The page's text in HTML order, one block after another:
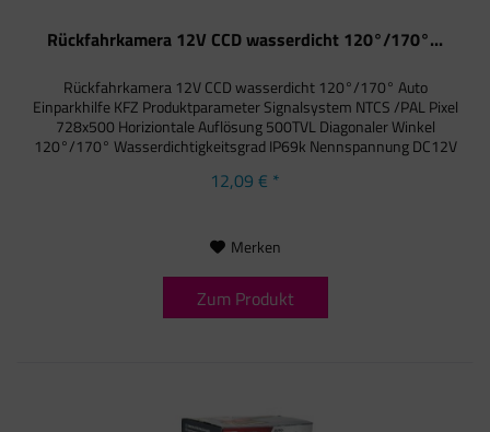
Rückfahrkamera 12V CCD wasserdicht 120°/170°...
Rückfahrkamera 12V CCD wasserdicht 120°/170° Auto
Einparkhilfe KFZ Produktparameter Signalsystem NTCS /PAL Pixel
728x500 Horiziontale Auflösung 500TVL Diagonaler Winkel
120°/170° Wasserdichtigkeitsgrad IP69k Nennspannung DC12V
12,09 € *
Merken
Zum Produkt